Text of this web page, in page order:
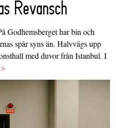
Revansch
Godhemsberget har bin och
spår syns än. Halvvägs upp
med duvor från Istanbul. I
>